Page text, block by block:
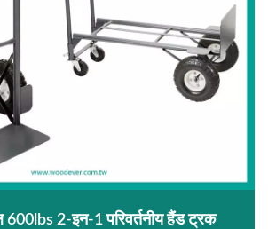
600lbs 2-इन-1 परिवर्तनीय हैंड ट्रक